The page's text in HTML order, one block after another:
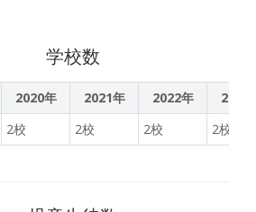
は、地理的条件にとらわれ
ず、すべての子どもたちが
先端技術に触れる機会を持
てるようにすることを目的
としています。 【本取り組
学校数
2020年 2021年 2022年
2023
2校 2校 2校 2校